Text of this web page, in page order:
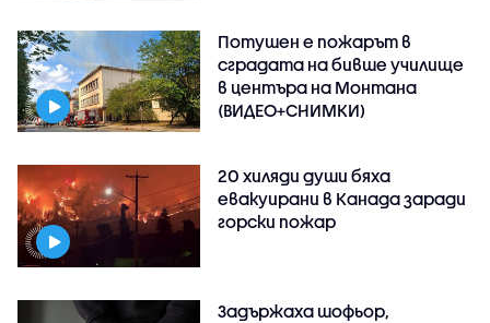
Потушен е пожарът в
сградата на бивше училище
в центъра на Монтана
(ВИДЕО+СНИМКИ)
20 хиляди души бяха
евакуирани в Канада заради
горски пожар
Задържаха шофьор,